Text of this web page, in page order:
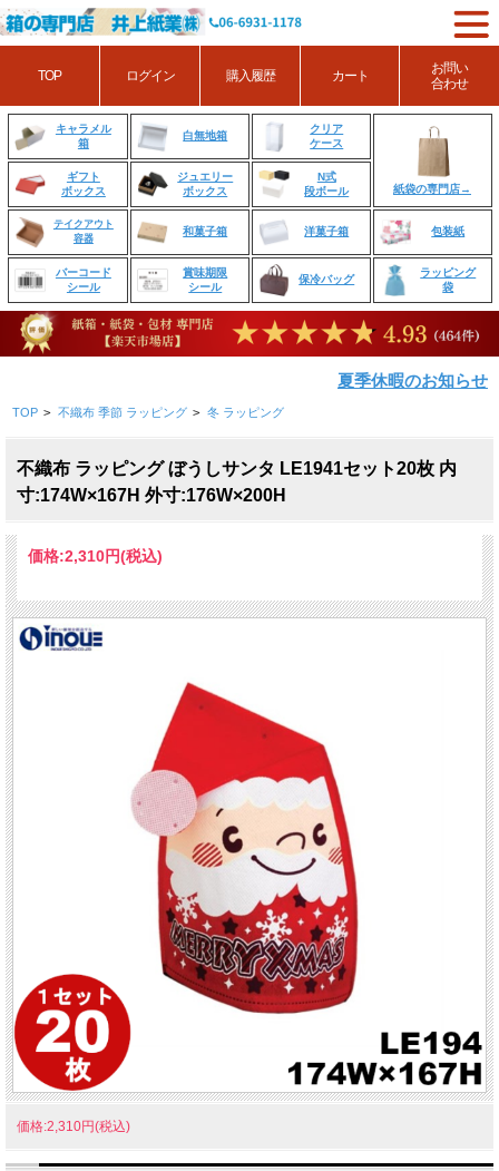
キャラメル
箱
白無地箱
クリア
ケース
紙袋の専門店→
ギフト
ボックス
ジュエリー
ボックス
N式
段ボール
テイクアウト
容器
和菓子箱 洋菓子箱 包装紙
バーコード
シール
賞味期限
シール
保冷バッグ
ラッピング
袋
夏季休暇のお知らせ
TOP > 不織布 季節 ラッピング > 冬 ラッピング
不織布 ラッピング ぼうしサンタ LE1941セット20枚 内
寸:174W×167H 外寸:176W×200H
価格:2,310円(税込)
価格:2,310円(税込)
TOP ログイン 購入履歴 カート
お問い
合わせ